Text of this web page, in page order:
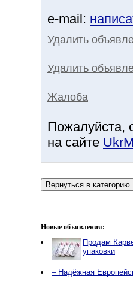
e-mail:
Удалить
Удалить
Жалоба
Пожалуйста,
на сайте
Новые объявления:
Продам
упаковки
– Надёжная